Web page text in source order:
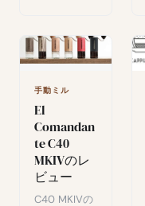
新鮮で本格的
なコーヒーを
楽しむ方法。
手動ミル
El
Comandan
te C40
MKIVのレ
ビュー
C40 MKIVの